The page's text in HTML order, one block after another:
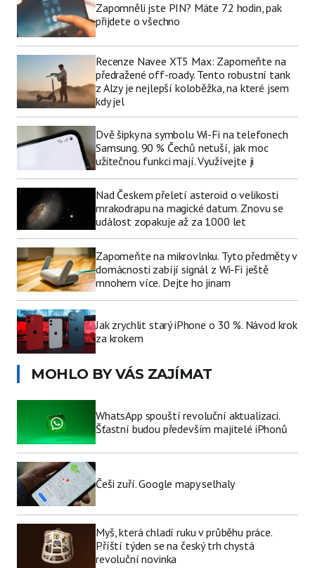
Zapomněli jste PIN? Máte 72 hodin, pak
přijdete o všechno
Recenze Navee XT5 Max: Zapomeňte na
předražené off-roady. Tento robustní tank
z Alzy je nejlepší koloběžka, na které jsem
kdy jel
Dvě šipky na symbolu Wi-Fi na telefonech
Samsung. 90 % Čechů netuší, jak moc
užitečnou funkci mají. Využívejte ji
Nad Českem přeletí asteroid o velikosti
mrakodrapu na magické datum. Znovu se
událost zopakuje až za 1000 let
Zapomeňte na mikrovlnku. Tyto předměty v
domácnosti zabíjí signál z Wi-Fi ještě
mnohem více. Dejte ho jinam
Jak zrychlit starý iPhone o 30 %. Návod krok
za krokem
MOHLO BY VÁS ZAJÍMAT
WhatsApp spouští revoluční aktualizaci.
Šťastní budou především majitelé iPhonů
Češi zuří. Google mapy selhaly
Myš, která chladí ruku v průběhu práce.
Příští týden se na český trh chystá
revoluční novinka